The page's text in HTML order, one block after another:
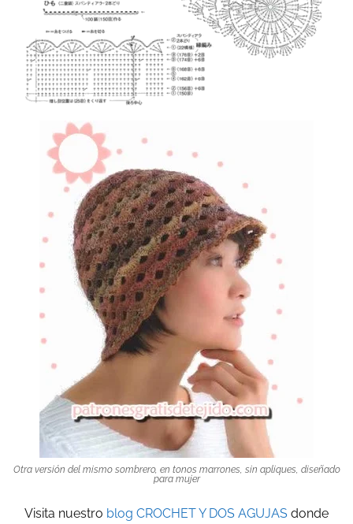
Otra versión del mismo sombrero, en tonos marrones, sin apliques, diseñado
para mujer
Visita nuestro blog CROCHET Y DOS AGUJAS donde